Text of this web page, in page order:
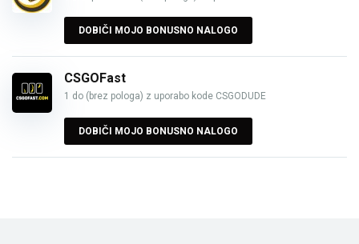
DOBIČI MOJO BONUSNO NALOGO
CSGOFast
1 do (brez pologa) z uporabo kode CSGODUDE
DOBIČI MOJO BONUSNO NALOGO